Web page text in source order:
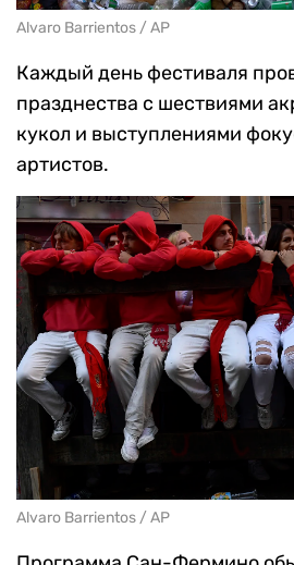
Alvaro Barrientos / AP
Каждый день фестиваля
празднества с шествиями
кукол и выступлениями
артистов.
Alvaro Barrientos / AP